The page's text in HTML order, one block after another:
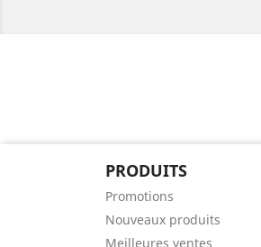
PRODUITS
Promotions
Nouveaux produits
Meilleures ventes